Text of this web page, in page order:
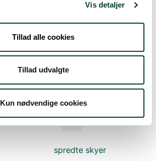
Vis detaljer
Tillad alle cookies
Tillad udvalgte
Kun nødvendige cookies
spredte skyer